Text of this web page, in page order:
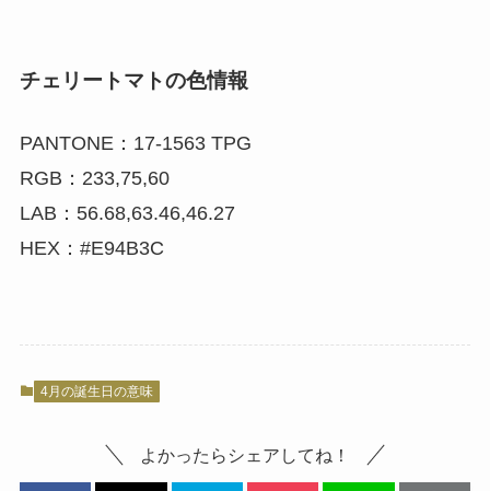
チェリートマトの色情報
PANTONE：17-1563 TPG
RGB：233,75,60
LAB：56.68,63.46,46.27
HEX：#E94B3C
4月の誕生日の意味
よかったらシェアしてね！